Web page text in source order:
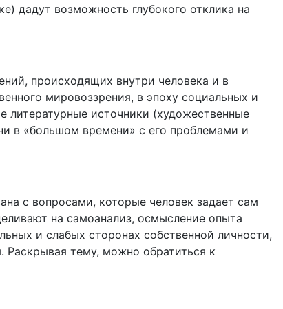
дадут возможность глубокого отклика на
происходящих внутри человека и в
мировоззрения, в эпоху социальных и
литературные источники (художественные
в «большом времени» с его проблемами и
с вопросами, которые человек задает сам
на самоанализ, осмысление опыта
и слабых сторонах собственной личности,
Раскрывая тему, можно обратиться к